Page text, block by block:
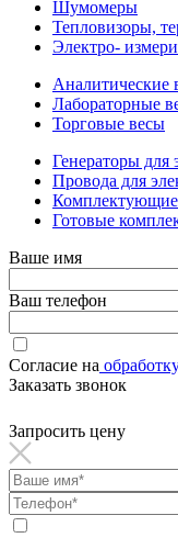
Шумомеры
Тепловизоры,
Электро-
Аналитические
Лабораторные
Торговые весы
Генераторы для
Провода для
Комплектующие
Готовые
Ваше имя
Ваш телефон
Согласие на
Заказать звонок
Запросить цену